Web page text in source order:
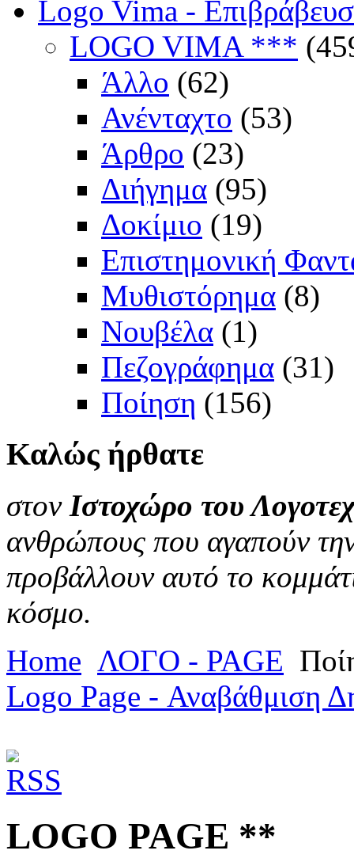
Logo Vima -
LOGO VIMA ***
Άλλο (62)
Ανένταχτο (53)
Άρθρο (23)
Διήγημα (95)
Δοκίμιο (19)
Επιστημονική
Μυθιστόρημα (8)
Νουβέλα (1)
Πεζογράφημα (31)
Ποίηση (156)
Καλώς ήρθατε
στον Ιστοχώρο του
ανθρώπους που αγαπούν
προβάλλουν αυτό το
κόσμο.
Home ΛΟΓΟ - PAGE
Logo Page - Αναβάθμιση
LOGO PAGE **